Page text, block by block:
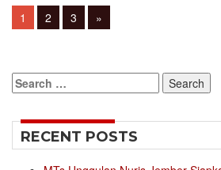
Posts
Page
1 Page
2 Page
3 »
Search
for:
RECENT POSTS